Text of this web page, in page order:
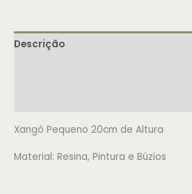
Descrição
Xangô Pequeno 20cm de Altura
Material: Resina, Pintura e Búzios